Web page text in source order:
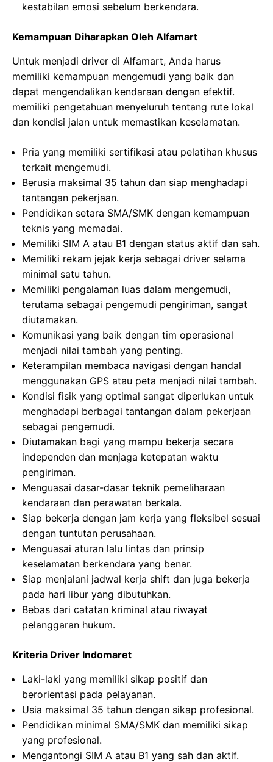
kestabilan emosi sebelum berkendara.
Kemampuan Diharapkan Oleh Alfamart
Untuk menjadi driver di Alfamart, Anda harus
memiliki kemampuan mengemudi yang baik dan
dapat mengendalikan kendaraan dengan efektif.
memiliki pengetahuan menyeluruh tentang rute lokal
dan kondisi jalan untuk memastikan keselamatan.
Pria yang memiliki sertifikasi atau pelatihan khusus
terkait mengemudi.
Berusia maksimal 35 tahun dan siap menghadapi
tantangan pekerjaan.
Pendidikan setara SMA/SMK dengan kemampuan
teknis yang memadai.
Memiliki SIM A atau B1 dengan status aktif dan sah.
Memiliki rekam jejak kerja sebagai driver selama
minimal satu tahun.
Memiliki pengalaman luas dalam mengemudi,
terutama sebagai pengemudi pengiriman, sangat
diutamakan.
Komunikasi yang baik dengan tim operasional
menjadi nilai tambah yang penting.
Keterampilan membaca navigasi dengan handal
menggunakan GPS atau peta menjadi nilai tambah.
Kondisi fisik yang optimal sangat diperlukan untuk
menghadapi berbagai tantangan dalam pekerjaan
sebagai pengemudi.
Diutamakan bagi yang mampu bekerja secara
independen dan menjaga ketepatan waktu
pengiriman.
Menguasai dasar-dasar teknik pemeliharaan
kendaraan dan perawatan berkala.
Siap bekerja dengan jam kerja yang fleksibel sesuai
dengan tuntutan perusahaan.
Menguasai aturan lalu lintas dan prinsip
keselamatan berkendara yang benar.
Siap menjalani jadwal kerja shift dan juga bekerja
pada hari libur yang dibutuhkan.
Bebas dari catatan kriminal atau riwayat
pelanggaran hukum.
Kriteria Driver Indomaret
Laki-laki yang memiliki sikap positif dan
berorientasi pada pelayanan.
Usia maksimal 35 tahun dengan sikap profesional.
Pendidikan minimal SMA/SMK dan memiliki sikap
yang profesional.
Mengantongi SIM A atau B1 yang sah dan aktif.